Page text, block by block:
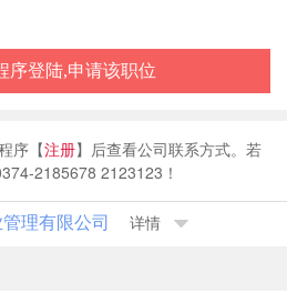
序登陆,申请该职位
序【注册】后查看公司联系方式。若
有问题，请联系人才网客服0374-2185678 2123123！
理有限公司 详情